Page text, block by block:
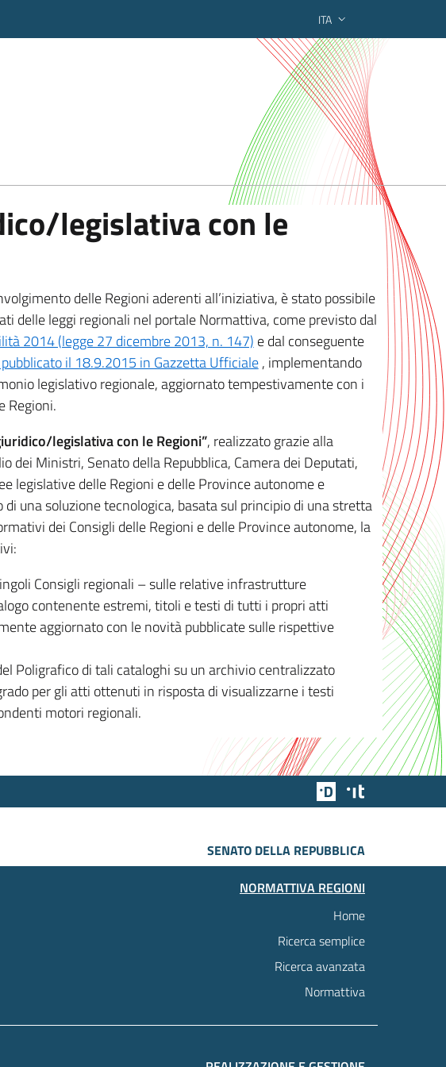
ITA
federato regionale
legislativa con le
delle Regioni aderenti all’iniziativa, è stato possibile
delle leggi regionali nel portale Normattiva, come previsto dal
2014 (legge 27 dicembre 2013, n. 147) e dal conseguente
il 18.9.2015 in Gazzetta Ufficiale, implementando
legislativo regionale, aggiornato tempestivamente con i
Regioni.
legislativa con le Regioni”, realizzato grazie alla
dei Ministri, Senato della Repubblica, Camera dei Deputati,
legislative delle Regioni e delle Province autonome e
una soluzione tecnologica, basata sul principio di una stretta
dei Consigli delle Regioni e delle Province autonome, la
Consigli regionali – sulle relative infrastrutture
contenente estremi, titoli e testi di tutti i propri atti
aggiornato con le novità pubblicate sulle rispettive
Poligrafico di tali cataloghi su un archivio centralizzato
per gli atti ottenuti in risposta di visualizzarne i testi
motori regionali.
Team Digitale
SENATO DELLA REPUBBLICA
NORMATTIVA REGIONI
Home
Ricerca semplice
Ricerca avanzata
Normattiva